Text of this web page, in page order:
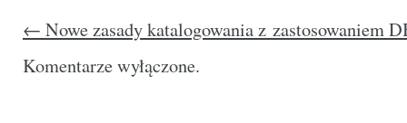
← Nowe zasady katalogowania z zastosowaniem
Komentarze wyłączone.